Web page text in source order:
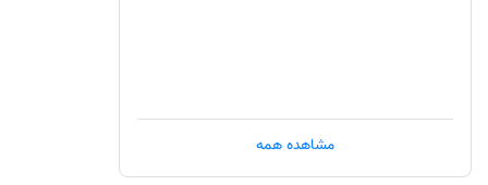
مشاهده همه